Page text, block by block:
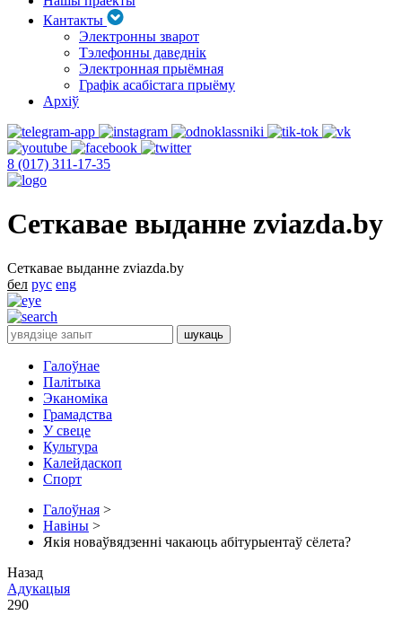
Кантакты
Электронны зварот
Тэлефонны даведнік
Электронная прыёмная
Графік асабістага прыёму
Архіў
8 (017) 311-17-35
Сеткавае выданне zviazda.by
Сеткавае выданне zviazda.by
бел рус eng
Галоўнае
Палітыка
Эканоміка
Грамадства
У свеце
Культура
Калейдаскоп
Спорт
Галоўная >
Навіны >
Якія новаўвядзенні чакаюць абітурыентаў сёлета?
Назад
Адукацыя
290